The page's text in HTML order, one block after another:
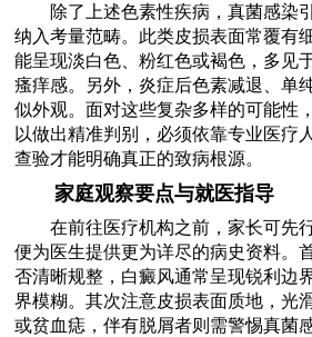
除了上述色素性疾病，真菌感染
纳入考量范畴。此类皮损表面常覆有
能呈现淡白色、粉红色或褐色，多见
瘙痒感。另外，炎症后色素减退、单
似外观。面对这些复杂多样的可能性
以做出精准判别，必须依靠专业医疗
查验才能明确真正的致病根源。
家庭观察要点与就医指导
在前往医疗机构之前，家长可先
便为医生提供更为详尽的病史资料。
否清晰规整，白癜风通常呈现锐利边
界模糊。其次注意皮损表面质地，光
或贫血痣，伴有脱屑者则需警惕真菌